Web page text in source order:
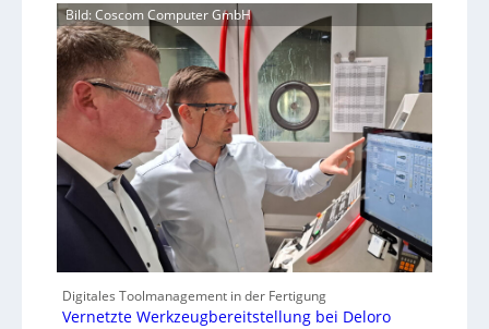
Bild: Coscom Computer GmbH
Digitales Toolmanagement in der Fertigung
Vernetzte Werkzeugbereitstellung bei Deloro